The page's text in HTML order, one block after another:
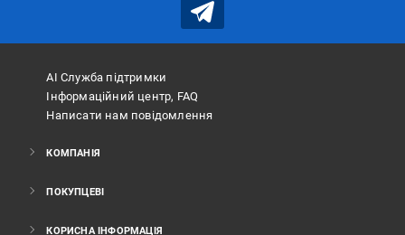
АІ Служба підтримки
Інформаційний центр, FAQ
Написати нам повідомлення
КОМПАНІЯ
ПОКУПЦЕВІ
КОРИСНА ІНФОРМАЦІЯ